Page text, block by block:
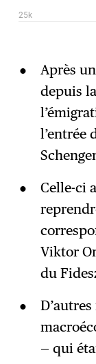
Après
depuis
l’entrée
Celle-ci
Viktor
du
— qui